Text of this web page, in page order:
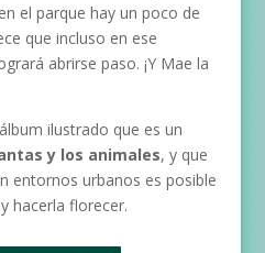
el parque hay un poco de
que incluso en ese
abrirse paso. ¡Y Mae la
ilustrado que es un
y los animales, y que
entornos urbanos es posible
hacerla florecer.